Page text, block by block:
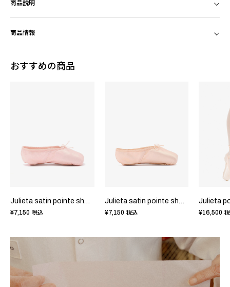
商品説明
商品情報
おすすめの商品
Julieta satin pointe shoes - WideBox SoftSole
¥7,150 税込
Julieta satin pointe shoes - NarrowBox SoftSole
¥7,150 税込 ¥16,500